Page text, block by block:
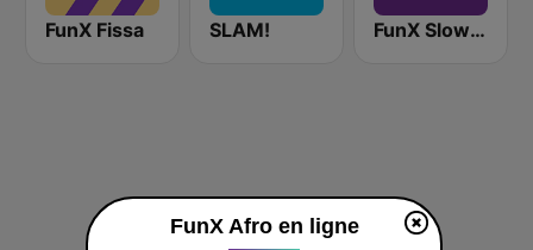
FunX Fissa SLAM! FunX Slow Jamz
FunX Afro en ligne